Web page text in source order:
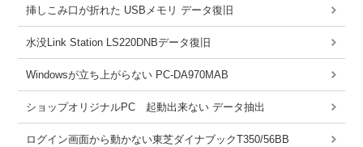
挿しこみ口が折れた USBメモリ データ復旧
水没Link Station LS220DNBデータ復旧
Windowsが立ち上がらない PC-DA970MAB
ショップオリジナルPC 起動出来ない データ抽出
ログイン画面から動かない東芝ダイナブックT350/56BB